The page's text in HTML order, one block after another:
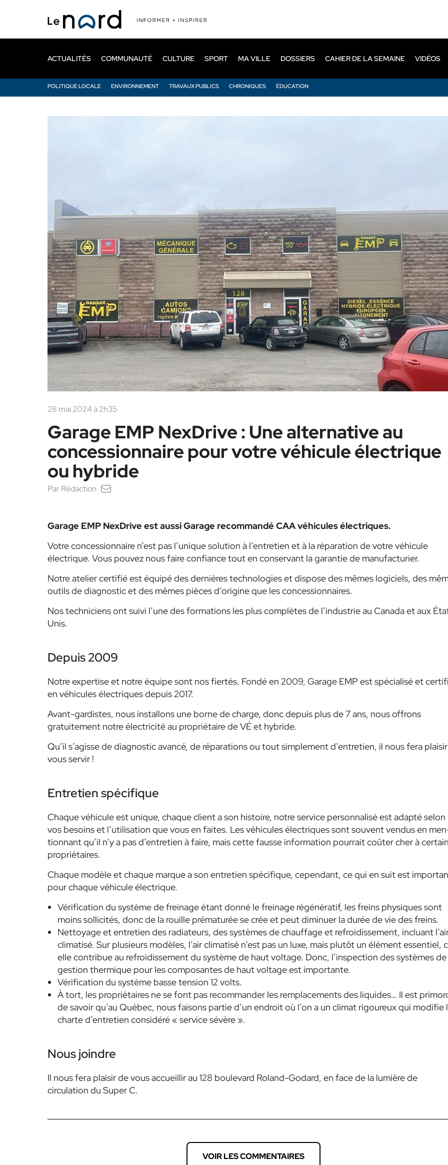
principal
ACTUALITÉS
POLITIQUE LOCALE ENVIRONNEMENT TRAVAUX PUBLICS CHRONIQUES ÉDUCATION
COMMUNAUTÉ CULTURE SPORT MA VILLE DOSSIERS CAHIER DE LA SEMAINE VIDÉOS
28 mai 2024 à 2h35
Garage EMP NexDrive : Une alternative au
concessionnaire pour votre véhicule électrique
ou hybride
Par Rédaction
Garage EMP NexDrive est aussi Garage recommandé CAA véhicules électriques.
Votre concessionnaire n’est pas l’unique solution à l’entretien et à la réparation de votre véhicule
électrique. Vous pouvez nous faire confiance tout en conservant la garantie de manufacturier.
Notre atelier certifié est équipé des dernières technologies et dispose des mêmes logiciels, des
outils de diagnostic et des mêmes pièces d’origine que les concessionnaires.
Nos techniciens ont suivi l’une des formations les plus complètes de l’industrie au Canada et aux
Unis.
Depuis 2009
Notre expertise et notre équipe sont nos fiertés. Fondé en 2009, Garage EMP est spécialisé et
en véhicules électriques depuis 2017.
Avant-gardistes, nous installons une borne de charge, donc depuis plus de 7 ans, nous offrons
gratuitement notre électricité au propriétaire de VÉ et hybride.
Qu’il s’agisse de diagnostic avancé, de réparations ou tout simplement d’entretien, il nous fera
vous servir !
Entretien spécifique
Chaque véhicule est unique, chaque client a son histoire, notre service personnalisé est adapté selon
vos besoins et l’utilisation que vous en faites. Les véhicules électriques sont souvent vendus en
tionnant qu’il n’y a pas d’entretien à faire, mais cette fausse information pourrait coûter cher à
propriétaires.
Chaque modèle et chaque marque a son entretien spécifique, cependant, ce qui en suit est
pour chaque véhicule électrique.
Vérification du système de freinage étant donné le freinage régénératif, les freins physiques sont
moins sollicités, donc de la rouille prématurée se crée et peut diminuer la durée de vie des freins.
Nettoyage et entretien des radiateurs, des systèmes de chauffage et refroidissement, incluant
climatisé. Sur plusieurs modèles, l’air climatisé n’est pas un luxe, mais plutôt un élément essentiel,
elle contribue au refroidissement du système de haut voltage. Donc, l’inspection des systèmes de
gestion thermique pour les composantes de haut voltage est importante.
Vérification du système basse tension 12 volts.
À tort, les propriétaires ne se font pas recommander les remplacements des liquides… Il est
de savoir qu’au Québec, nous faisons partie d’un endroit où l’on a un climat rigoureux qui modifie
charte d’entretien considéré« service sévère ».
Nous joindre
Il nous fera plaisir de vous accueillir au 128 boulevard Roland-Godard, en face de la lumière de
circulation du Super C.
VOIR LES COMMENTAIRES